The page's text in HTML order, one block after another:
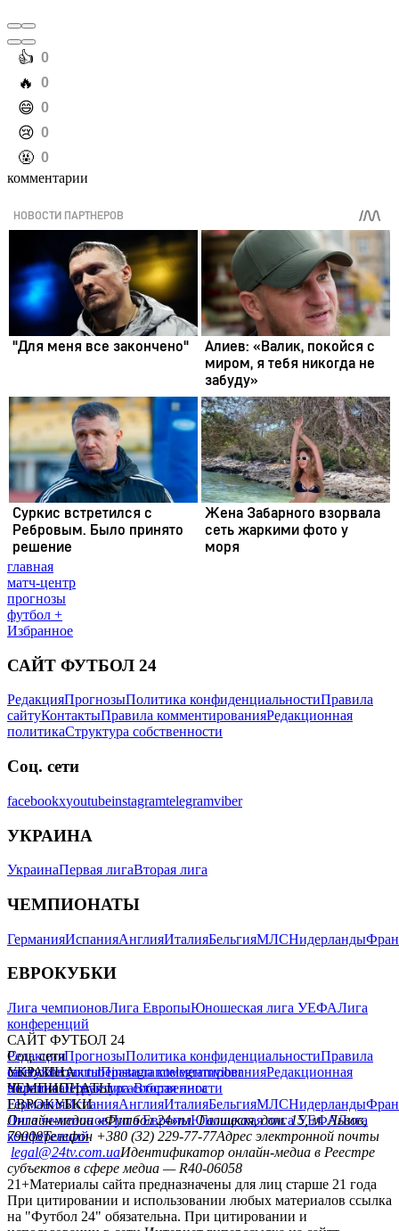
️👍 0
️🔥 0
️😄 0
️😢 0
️🤬 0
комментарии
главная
матч-центр
прогнозы
футбол +
Избранное
САЙТ ФУТБОЛ 24
РедакцияПрогнозыПолитика конфиденциальностиПравила
сайтуКонтактыПравила комментированияРедакционная
политикаСтруктура собственности
Соц. сети
facebookxyoutubeinstagramtelegramviber
УКРАИНА
УкраинаПервая лигаВторая лига
ЧЕМПИОНАТЫ
ГерманияИспанияАнглияИталияБельгияМЛСНидерланды
ЕВРОКУБКИ
Лига чемпионовЛига ЕвропыЮношеская лига УЕФАЛига
конференций
САЙТ ФУТБОЛ 24
РедакцияПрогнозыПолитика конфиденциальностиПравила
сайтуКонтактыПравила комментированияРедакционная
политикаСтруктура собственности
Соц. сети
facebookxyoutubeinstagramtelegramviber
УКРАИНА
УкраинаПервая лигаВторая лига
ЧЕМПИОНАТЫ
ГерманияИспанияАнглияИталияБельгияМЛСНидерланды
ЕВРОКУБКИ
Лига чемпионовЛига ЕвропыЮношеская лига УЕФАЛига
конференций
Онлайн-медиа «Футбол 24»пл. Галицкая, дом. 15, м. Львов,
79008Телефон +380 (32) 229-77-77Адрес электронной почты
legal@24tv.com.uaИдентификатор онлайн-медиа в Реестре
субъектов в сфере медиа — R40-06058
21+Материалы сайта предназначены для лиц старше 21 года
При цитировании и использовании любых материалов ссылка
на "Футбол 24" обязательна. При цитировании и